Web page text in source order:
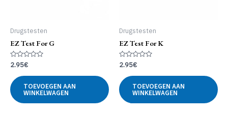
Drugstesten
EZ Test For G
Gewaardeerd
5
2.95€
TOEVOEGEN AAN
WINKELWAGEN
Drugstesten
EZ Test For K
Gewaardeerd
5
2.95€
TOEVOEGEN AAN
WINKELWAGEN